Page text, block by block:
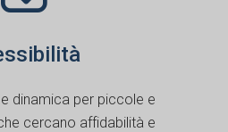
dinamica per piccole e
cercano affidabilità e